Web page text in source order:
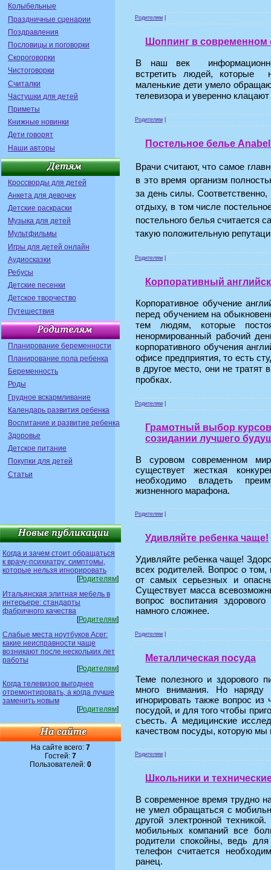
Колыбельные
Праздничные сценарии
Поздравления
Пословицы и поговорки
Скороговорки
Чистоговорки
Считалки
Частушки для детей
Приметы
Книжные новинки
Дети говорят
Наши авторы
Кроссворды для детей
Анкета для девочек
Детские раскраски
Музыка для детей
Мультфильмы
Игры для детей онлайн
Аудиосказки
Ребусы
Детские песенки
Детское творчество
Путешествия
Планирование беременности
Планирование пола ребенка
Беременность
Роды
Грудное вскармливание
Календарь развития ребенка
Воспитание и развитие ребенка
Здоровье
Детское питание
Покупки для детей
Статьи
Когда и зачем стоит обращаться
к врачу-психиатру: симптомы,
которые нельзя игнорировать
[Родителям]
Итальянская элитная мебель в
интерьере: стандарты
фабричного качества
[Родителям]
Слабые места ноутбуков Acer:
какие неисправности чаще
возникают после нескольких лет
работы
[Родителям]
Когда телевизор выгоднее
отремонтировать, а когда лучше
заменить новым
[Родителям]
На сайте всего: 7
Гостей: 7
Пользователей: 0
Родителям
Шоппинг в современном
В наш век
встретить людей, которые
маленькие дети умело
телевизора и уверенно
Родителям
Постельное белье
Врачи считают, что самое
в это время организм
за день силы.
отдыху, в том числе
постельного белья считается
такую положительную
Родителям
Корпоративный
Корпоративное обучение
перед обучением на
тем людям, которые
ненормированный рабочий
корпоративного обучения
офисе предприятия, то есть
в другое место, они не тратят
пробках.
Родителям
Грамотный выбор
созидании лучшего
В суровом современном
существует жесткая
необходимо владеть
жизненного марафона.
Родителям
Удивляйте ребенка чаще!
Удивляйте ребенка чаще!
всех родителей. Вопрос о
от самых серьезных и
Существует масса
вопрос воспитания
намного сложнее.
Родителям
Металлическая посуда
Теме полезного и здорового
много внимания. Но
игнорировать также вопрос
посудой, и для того чтобы
съесть. А медицинские
качеством посуды, которую
Родителям
Школьники и
В современное время трудно
не умел обращаться с
другой электронной
мобильных компаний все
родители спокойны, ведь
телефон считается
ранец.